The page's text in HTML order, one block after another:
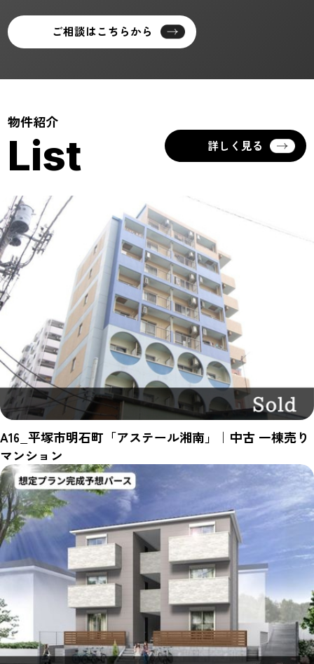
ご相談はこちらから
物件紹介
List 詳しく見る
A16_平塚市明石町「アステール湘南」｜中古 一棟売り
マンション